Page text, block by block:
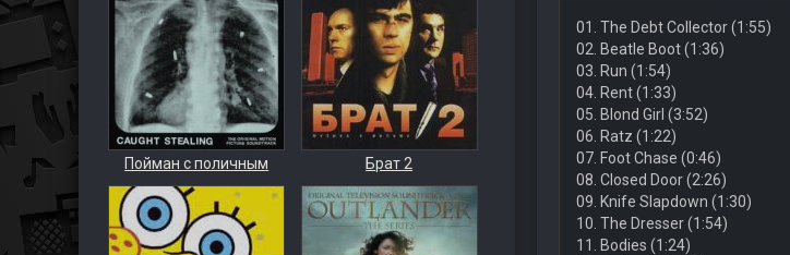
Пойман с поличным Брат 2
01. The Debt Collector (1:55)
02. Beatle Boot (1:36)
03. Run (1:54)
04. Rent (1:33)
05. Blond Girl (3:52)
06. Ratz (1:22)
07. Foot Chase (0:46)
08. Closed Door (2:26)
09. Knife Slapdown (1:30)
10. The Dresser (1:54)
11. Bodies (1:24)